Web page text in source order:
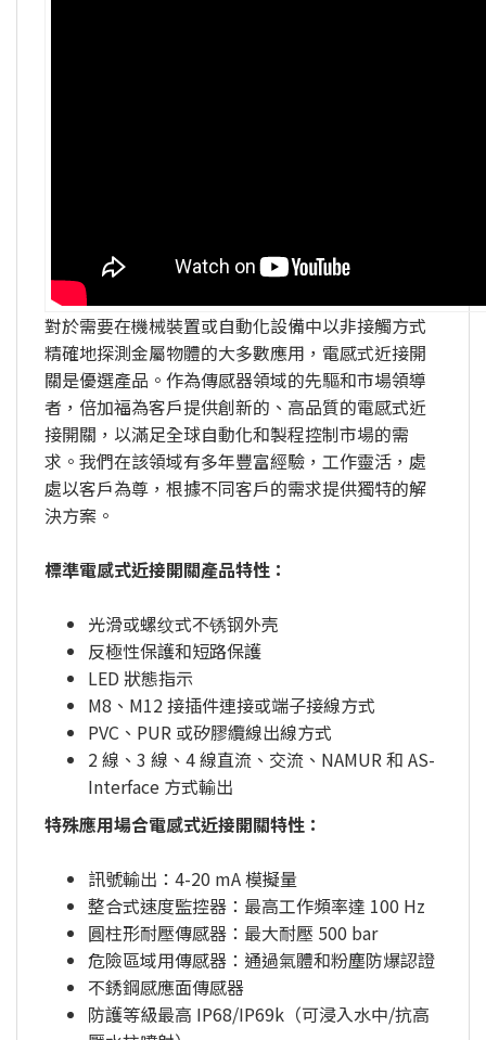
對於需要在機械裝置或自動化設備中以非接觸方式
精確地探測金屬物體的大多數應用，電感式近接開
關是優選產品。作為傳感器領域的先驅和市場領導
者，倍加福為客戶提供創新的、高品質的電感式近
接開關，以滿足全球自動化和製程控制市場的需
求。我們在該領域有多年豐富經驗，工作靈活，處
處以客戶為尊，根據不同客戶的需求提供獨特的解
決方案。
標準電感式近接開關產品特性：
光滑或螺纹式不锈钢外壳
反極性保護和短路保護
LED 狀態指示
M8、M12 接插件連接或端子接線方式
PVC、PUR 或矽膠纜線出線方式
2 線、3 線、4 線直流、交流、NAMUR 和 AS-
Interface 方式輸出
特殊應用場合電感式近接開關特性：
訊號輸出：4-20 mA 模擬量
整合式速度監控器：最高工作頻率達 100 Hz
圓柱形耐壓傳感器：最大耐壓 500 bar
危險區域用傳感器：通過氣體和粉塵防爆認證
不銹鋼感應面傳感器
防護等級最高 IP68/IP69k（可浸入水中/抗高